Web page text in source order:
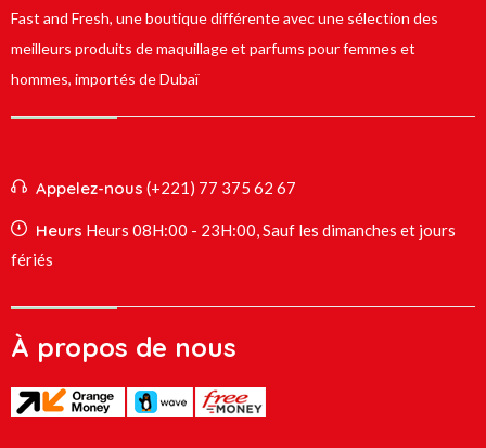
Fast and Fresh, une boutique différente avec une sélection des
meilleurs produits de maquillage et parfums pour femmes et
hommes, importés de Dubaï
Appelez-nous (+221) 77 375 62 67
Heurs Heurs 08H:00 - 23H:00, Sauf les dimanches et jours
fériés
À propos de nous